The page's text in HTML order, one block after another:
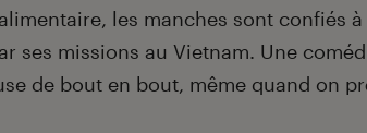
les manches sont confiés
ses missions au Vietnam. Une
de bout en bout, même quand on